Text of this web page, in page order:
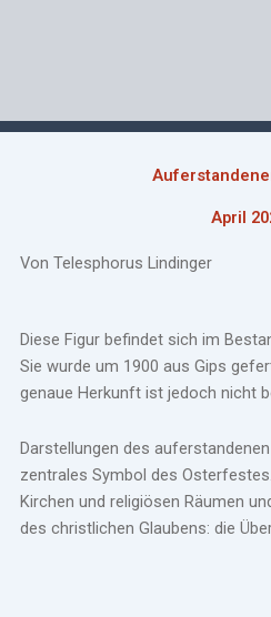
April
Von Telesphorus Lindinger
Diese Figur befindet sich im
Sie wurde um 1900 aus Gips
genaue Herkunft ist jedoch nicht
Darstellungen des
zentrales Symbol des
Kirchen und religiösen Räumen
des christlichen Glaubens: die